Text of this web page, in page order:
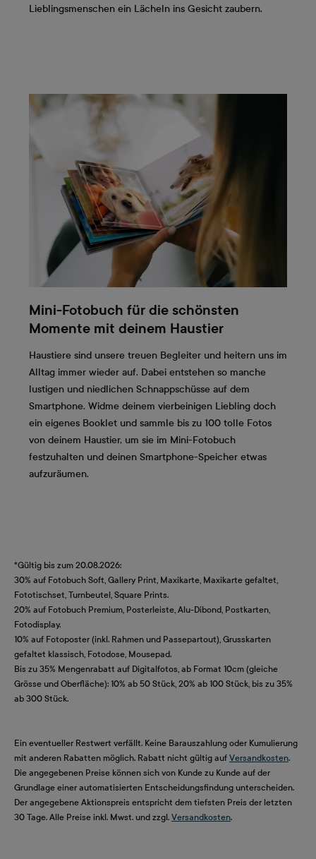
Lieblingsmenschen ein Lächeln ins Gesicht zaubern.
Mini-Fotobuch für die schönsten
Momente mit deinem Haustier
Haustiere sind unsere treuen Begleiter und heitern uns im
Alltag immer wieder auf. Dabei entstehen so manche
lustigen und niedlichen Schnappschüsse auf dem
Smartphone. Widme deinem vierbeinigen Liebling doch
ein eigenes Booklet und sammle bis zu 100 tolle Fotos
von deinem Haustier, um sie im Mini-Fotobuch
festzuhalten und deinen Smartphone-Speicher etwas
aufzuräumen.
*Gültig bis zum 20.08.2026:
30% auf Fotobuch Soft, Gallery Print, Maxikarte, Maxikarte gefaltet,
Fototischset, Turnbeutel, Square Prints.
20% auf Fotobuch Premium, Posterleiste, Alu-Dibond, Postkarten,
Fotodisplay.
10% auf Fotoposter (inkl. Rahmen und Passepartout), Grusskarten
gefaltet klassisch, Fotodose, Mousepad.
Bis zu 35% Mengenrabatt auf Digitalfotos, ab Format 10cm (gleiche
Grösse und Oberfläche): 10% ab 50 Stück, 20% ab 100 Stück, bis zu 35%
ab 300 Stück.
Ein eventueller Restwert verfällt. Keine Barauszahlung oder Kumulierung
mit anderen Rabatten möglich. Rabatt nicht gültig auf Versandkosten.
Die angegebenen Preise können sich von Kunde zu Kunde auf der
Grundlage einer automatisierten Entscheidungsfindung unterscheiden.
Der angegebene Aktionspreis entspricht dem tiefsten Preis der letzten
30 Tage. Alle Preise inkl. Mwst. und zzgl. Versandkosten.